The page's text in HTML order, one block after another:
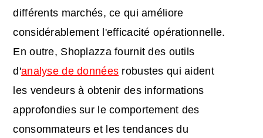
différents marchés, ce qui améliore
considérablement l'efficacité opérationnelle.
En outre, Shoplazza fournit des outils
d'analyse de données robustes qui aident
les vendeurs à obtenir des informations
approfondies sur le comportement des
consommateurs et les tendances du